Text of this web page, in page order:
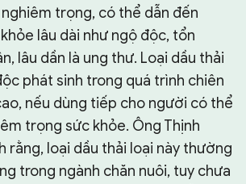
nghiêm trọng, có thể dẫn đến
lâu dài như ngộ độc, tổn
lâu dần là ung thư. Loại dầu thải
phát sinh trong quá trình chiên
nếu dùng tiếp cho người có thể
trọng sức khỏe. Ông Thịnh
rằng, loại dầu thải loại này thường
trong ngành chăn nuôi, tuy chưa